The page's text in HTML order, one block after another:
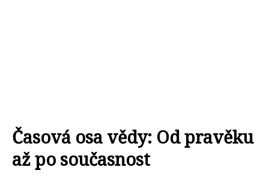
Časová osa vědy: Od pravěku
až po současnost